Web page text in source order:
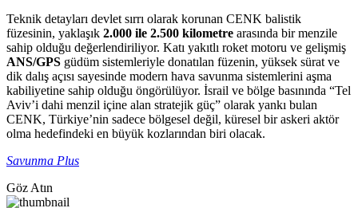
Teknik detayları devlet sırrı olarak korunan CENK balistik
füzesinin, yaklaşık 2.000 ile 2.500 kilometre arasında bir menzile
sahip olduğu değerlendiriliyor. Katı yakıtlı roket motoru ve gelişmiş
ANS/GPS güdüm sistemleriyle donatılan füzenin, yüksek sürat ve
dik dalış açısı sayesinde modern hava savunma sistemlerini aşma
kabiliyetine sahip olduğu öngörülüyor. İsrail ve bölge basınında “Tel
Aviv’i dahi menzil içine alan stratejik güç” olarak yankı bulan
CENK, Türkiye’nin sadece bölgesel değil, küresel bir askeri aktör
olma hedefindeki en büyük kozlarından biri olacak.
Savunma Plus
Göz Atın